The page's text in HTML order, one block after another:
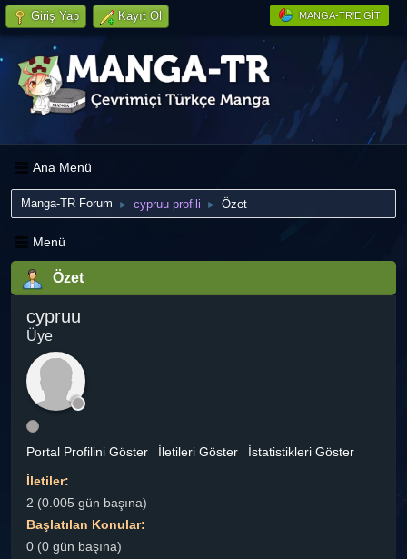
MANGA-TR'E GIT
Giriş Yap Kayıt Ol
Ana Menü
Manga-TR Forum ► cypruu profili ► Özet
Menü
Özet
cypruu
Üye
Portal Profilini Göster İletileri Göster
İstatistikleri Göster
İletiler:
2 (0.005 gün başına)
Başlatılan Konular:
0 (0 gün başına)